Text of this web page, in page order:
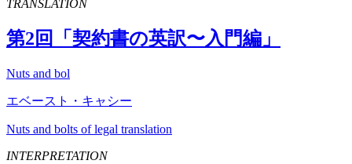
TRANSLATION
第2回「契約書の英訳〜入門編」
Nuts and bol
エベースト・キャシー
Nuts and bolts of legal translation
INTERPRETATION